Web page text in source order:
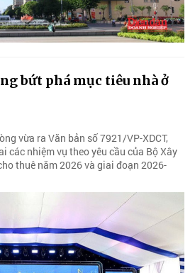
bứt phá mục tiêu nhà ở
vừa ra Văn bản số 7921/VP-XDCT,
các nhiệm vụ theo yêu cầu của Bộ Xây
thuê năm 2026 và giai đoạn 2026-